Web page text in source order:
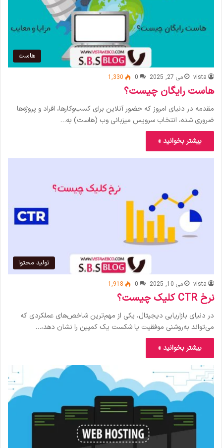
هاست
vista می 27, 2025 0
1,330
هاست رایگان چیست؟
مقدمه در دنیای امروز که حضور آنلاین برای کسب‌وکارها، افراد و پروژه‌ها
ضروری شده، انتخاب سرویس میزبانی وب (هاست) به…
بیشتر بخوانید »
تولید محتوا
vista می 10, 2025 0
1,918
نرخ CTR کلیک چیست؟
در دنیای بازاریابی دیجیتال، یکی از مهم‌ترین شاخص‌های عملکردی که
می‌تواند به‌روشنی موفقیت یا شکست یک کمپین را نشان دهد،…
بیشتر بخوانید »